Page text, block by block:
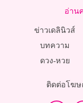
อ่าน
ข่าวเดลินิวส์
บทความ
ดวง-หวย
ติดต่อโฆ